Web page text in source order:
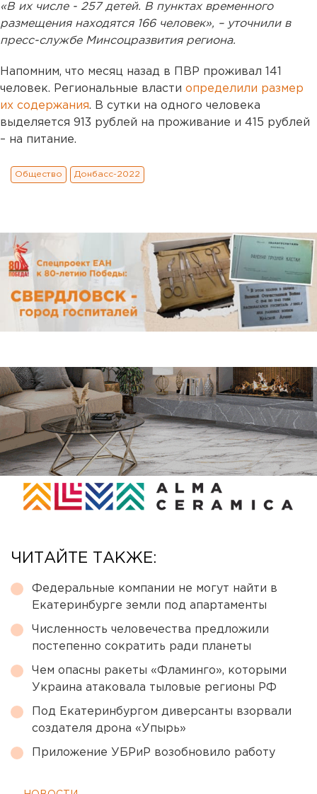
«В их числе - 257 детей. В пунктах временного
размещения находятся 166 человек», – уточнили в
пресс-службе Минсоцразвития региона.
Напомним, что месяц назад в ПВР проживал 141
человек. Региональные власти определили размер
их содержания. В сутки на одного человека
выделяется 913 рублей на проживание и 415 рублей
– на питание.
Общество Донбасс-2022
ЧИТАЙТЕ ТАКЖЕ:
Федеральные компании не могут найти в
Екатеринбурге земли под апартаменты
Численность человечества предложили
постепенно сократить ради планеты
Чем опасны ракеты «Фламинго», которыми
Украина атаковала тыловые регионы РФ
Под Екатеринбургом диверсанты взорвали
создателя дрона «Упырь»
Приложение УБРиР возобновило работу